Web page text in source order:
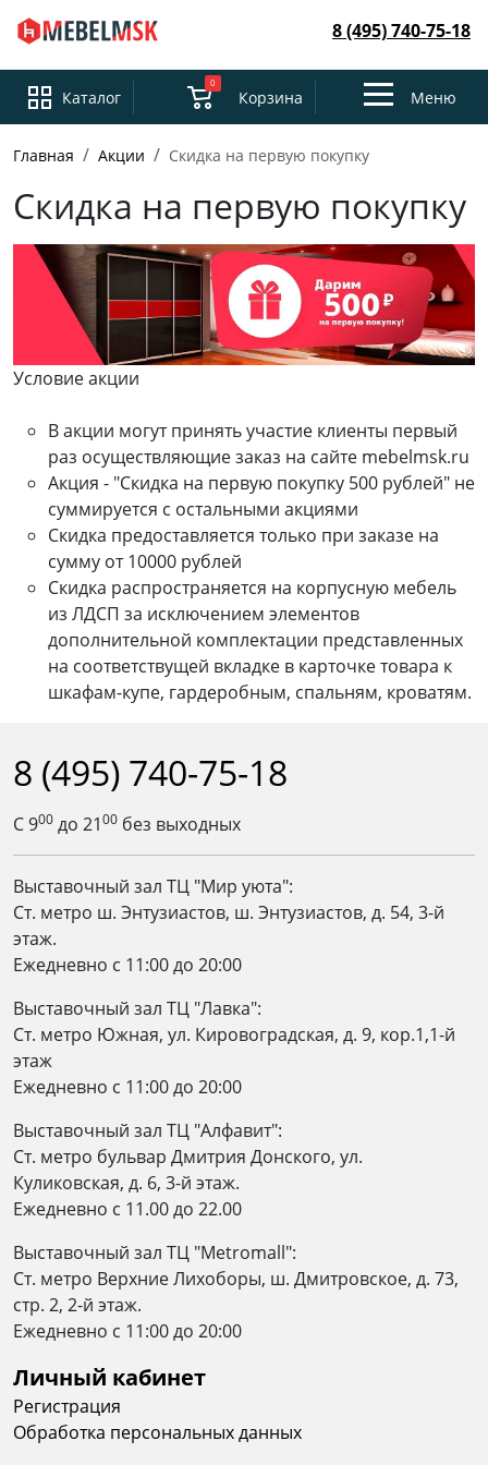
8 (495) 740-75-18
Каталог
0
Корзина
ToggleМеню
Главная Акции Скидка на первую покупку
Скидка на первую покупку
Условие акции
В акции могут принять участие клиенты первый
раз осуществляющие заказ на сайте mebelmsk.ru
Акция - "Скидка на первую покупку 500 рублей" не
суммируется с остальными акциями
Скидка предоставляется только при заказе на
сумму от 10000 рублей
Скидка распространяется на корпусную мебель
из ЛДСП за исключением элементов
дополнительной комплектации представленных
на соответствущей вкладке в карточке товара к
шкафам-купе, гардеробным, спальням, кроватям.
Личный кабинет
Регистрация
Обработка персональных данных
8 (495) 740-75-18
С 900 до 2100 без выходных
Выставочный зал ТЦ "Мир уюта":
Ст. метро ш. Энтузиастов, ш. Энтузиастов, д. 54, 3-й
этаж.
Ежедневно c 11:00 до 20:00
Выставочный зал ТЦ "Лавка":
Ст. метро Южная, ул. Кировоградская, д. 9, кор.1,1-й
этаж
Ежедневно c 11:00 до 20:00
Выставочный зал ТЦ "Алфавит":
Ст. метро бульвар Дмитрия Донского, ул.
Куликовская, д. 6, 3-й этаж.
Ежедневно с 11.00 до 22.00
Выставочный зал ТЦ "Metromall":
Ст. метро Верхние Лихоборы, ш. Дмитровское, д. 73,
стр. 2, 2-й этаж.
Eжедневно c 11:00 до 20:00